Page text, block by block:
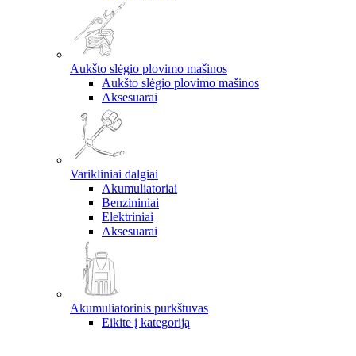
Aukšto slėgio plovimo mašinos
Aukšto slėgio plovimo mašinos
Aksesuarai
Varikliniai dalgiai
Akumuliatoriai
Benzininiai
Elektriniai
Aksesuarai
Akumuliatorinis purkštuvas
Eikite į kategoriją